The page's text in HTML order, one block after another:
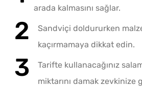
arada kalmasını sağlar.
Sandviçi doldururken
kaçırmamaya dikkat edin.
Tarifte kullanacağınız
miktarını damak zevkinize